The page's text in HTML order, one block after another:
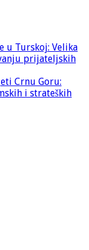
u Turskoj: Velika
prijateljskih
Crnu Goru:
i strateških